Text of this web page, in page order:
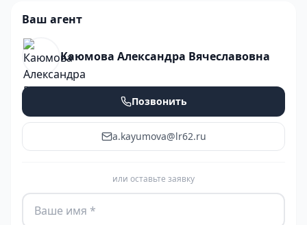
Ваш агент
Каюмова Александра Вячеславовна
Позвонить
a.kayumova@lr62.ru
или оставьте заявку